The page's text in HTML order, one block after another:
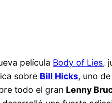
película Body of Lies,
sobre Bill Hicks, uno
todo el gran Lenny